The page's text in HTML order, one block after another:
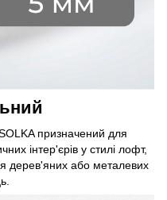
призначений для
інтер'єрів у стилі лофт,
дерев'яних або металевих